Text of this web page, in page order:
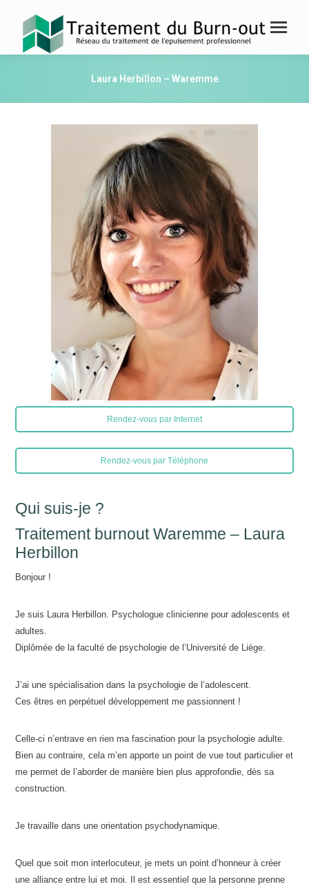
Laura Herbillon – Waremme
Qui suis-je ?
Traitement burnout Waremme – Laura
Herbillon
Bonjour !
Je suis Laura Herbillon. Psychologue clinicienne pour adolescents et
adultes.
Diplômée de la faculté de psychologie de l’Université de Liège.
J’ai une spécialisation dans la psychologie de l’adolescent.
Ces êtres en perpétuel développement me passionnent !
Celle-ci n’entrave en rien ma fascination pour la psychologie adulte.
Bien au contraire, cela m’en apporte un point de vue tout particulier et
me permet de l’aborder de manière bien plus approfondie, dès sa
construction.
Je travaille dans une orientation psychodynamique.
Quel que soit mon interlocuteur, je mets un point d’honneur à créer
une alliance entre lui et moi. Il est essentiel que la personne prenne
Rendez-vous par Internet
Rendez-vous par Téléphone